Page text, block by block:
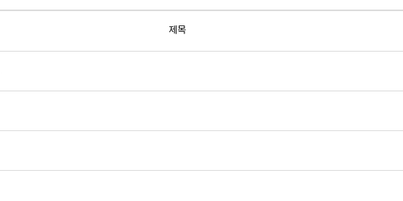
제목